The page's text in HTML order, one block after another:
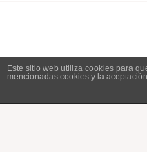
Este sitio web utiliza cookies para
mencionadas cookies y la